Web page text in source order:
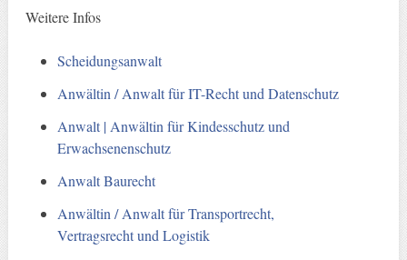
Weitere Infos
Scheidungsanwalt
Anwältin / Anwalt für IT-Recht und Datenschutz
Anwalt | Anwältin für Kindesschutz und
Erwachsenenschutz
Anwalt Baurecht
Anwältin / Anwalt für Transportrecht,
Vertragsrecht und Logistik